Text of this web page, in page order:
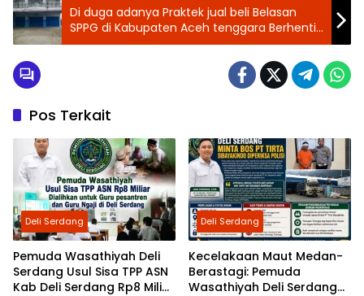
Di duga adanya Praktek jual beli Belasan
SPPG di Kabupaten Aceh tenggara Berhenti
Beroperasi
Pos Terkait
Deli Serdang
Pemuda Wasathiyah Deli
Serdang Usul Sisa TPP ASN
Kab Deli Serdang Rp8 Miliar
Deli Serdang
Kecelakaan Maut Medan-
Berastagi: Pemuda
Wasathiyah Deli Serdang